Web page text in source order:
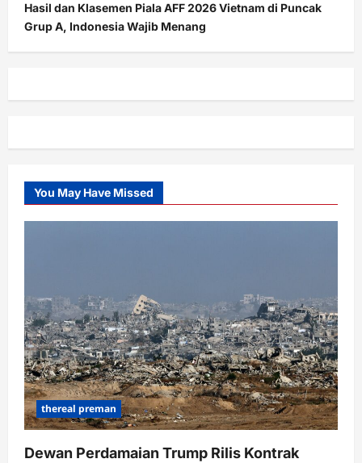
Hasil dan Klasemen Piala AFF 2026 Vietnam di Puncak
Grup A, Indonesia Wajib Menang
You May Have Missed
thereal preman
Dewan Perdamaian Trump Rilis Kontrak